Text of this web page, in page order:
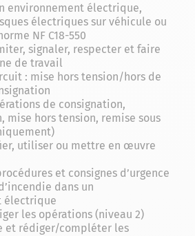
environnement électrique,
électriques sur véhicule ou
NF C18-550
signaler, respecter et faire
de travail
: mise hors tension/hors de
de consignation,
mise hors tension, remise sous
utiliser ou mettre en œuvre
et consignes d’urgence
dans un
électrique
les opérations (niveau 2)
et rédiger/compléter les